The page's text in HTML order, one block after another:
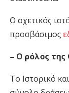
Ο σχετικός
προσβάσιμος
– Ο ρόλος
Το Ιστορικό